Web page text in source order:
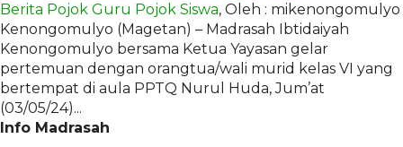
Berita Pojok Guru Pojok Siswa, Oleh : mikenongomulyo
Kenongomulyo (Magetan) – Madrasah Ibtidaiyah
Kenongomulyo bersama Ketua Yayasan gelar
pertemuan dengan orangtua/wali murid kelas VI yang
bertempat di aula PPTQ Nurul Huda, Jum’at
(03/05/24)...
Info Madrasah